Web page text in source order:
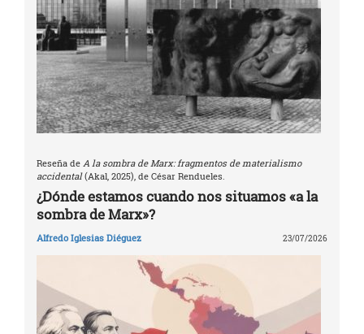
Reseña de A la sombra de Marx: fragmentos de materialismo
accidental(Akal, 2025), de César Rendueles.
¿Dónde estamos cuando nos situamos «a la
sombra de Marx»?
Alfredo Iglesias Diéguez 23/07/2026